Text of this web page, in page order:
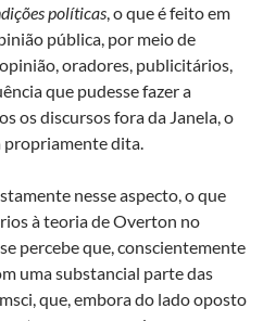
políticas , o que é feito em
pública, por meio de
oradores, publicitários,
que pudesse fazer a
os discursos fora da Janela, o
dita.
nesse aspecto, o que
à teoria de Overton no
percebe que, conscientemente
uma substancial parte das
que, embora do lado oposto